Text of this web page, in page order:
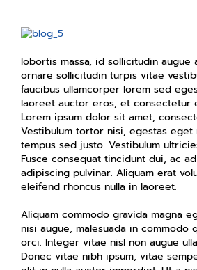
lobortis massa, id sollicitudin augue
ornare sollicitudin turpis vitae
faucibus ullamcorper lorem sed
laoreet auctor eros, et consectetur
Lorem ipsum dolor sit amet,
Vestibulum tortor nisi, egestas eget
tempus sed justo. Vestibulum
Fusce consequat tincidunt dui, ac
adipiscing pulvinar. Aliquam erat
eleifend rhoncus nulla in laoreet.
Aliquam commodo gravida magna
nisi augue, malesuada in commodo
orci. Integer vitae nisl non augue
Donec vitae nibh ipsum, vitae